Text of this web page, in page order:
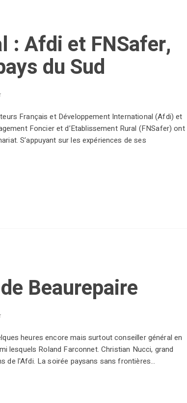
: Afdi et FNSafer,
du Sud
Français et Développement International (Afdi) et
Foncier et d’Etablissement Rural (FNSafer) ont
S’appuyant sur les expériences de ses
Beaurepaire
heures encore mais surtout conseiller général en
lesquels Roland Farconnet. Christian Nucci, grand
de l'Afdi. La soirée paysans sans frontières…